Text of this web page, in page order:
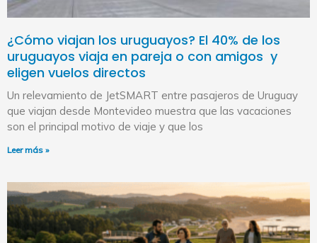
¿Cómo viajan los uruguayos? El 40% de los
uruguayos viaja en pareja o con amigos y
eligen vuelos directos
Un relevamiento de JetSMART entre pasajeros de Uruguay
que viajan desde Montevideo muestra que las vacaciones
son el principal motivo de viaje y que los
Leer más »